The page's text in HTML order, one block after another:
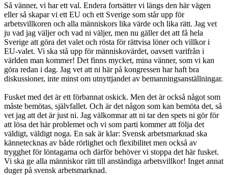
Så vänner, vi har ett val. Endera fortsätter vi längs den här vägen
eller så skapar vi ett EU och ett Sverige som står upp för
arbetsvillkoren och alla människors lika värde och lika rätt. Jag vet
ju vad jag väljer och vad ni väljer, men nu gäller det att få hela
Sverige att göra det valet och rösta för rättvisa löner och villkor i
EU-valet. Vi ska stå upp för människovärdet, oavsett varifrån i
världen man kommer! Det finns mycket, mina vänner, som vi kan
göra redan i dag. Jag vet att ni här på kongressen har haft bra
diskussioner, inte minst om utnyttjandet av bemanningsanställningar.
Fusket med det är ett förbannat oskick. Men det är också något som
måste bemötas, självfallet. Och är det någon som kan bemöta det, så
vet jag att det är just ni. Jag välkomnar att ni tar den spets ni gör för
att lösa det här problemet och vi som parti kommer att följa det
väldigt, väldigt noga. En sak är klar: Svensk arbetsmarknad ska
kännetecknas av både rörlighet och flexibilitet men också av
trygghet för löntagarna och därför behöver vi stoppa det här fusket.
Vi ska ge alla människor rätt till anständiga arbetsvillkor! Inget annat
duger på svensk arbetsmarknad.